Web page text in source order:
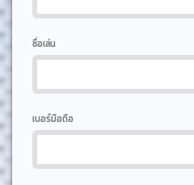
ชื่อเล่น
เบอร์มือถือ